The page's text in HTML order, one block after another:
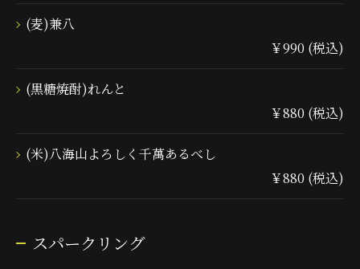
(麦)兼八
￥990 (税込)
(黒糖焼酎)れんと
￥880 (税込)
(米)八海山よろしく千萬あるべし
￥880 (税込)
スパークリング